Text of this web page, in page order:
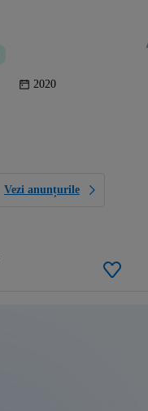
2020
Vezi anunțurile